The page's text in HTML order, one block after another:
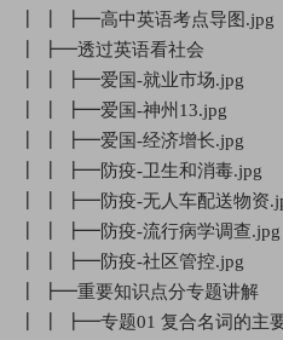
┃ ┃ ┣━高中英语考点导图.jpg
┃ ┣━透过英语看社会
┃ ┃ ┣━爱国-就业市场.jpg
┃ ┃ ┣━爱国-神州13.jpg
┃ ┃ ┣━爱国-经济增长.jpg
┃ ┃ ┣━防疫-卫生和消毒.jpg
┃ ┃ ┣━防疫-无人车配送物资
┃ ┃ ┣━防疫-流行病学调查.jpg
┃ ┃ ┣━防疫-社区管控.jpg
┃ ┣━重要知识点分专题讲解
┃ ┃ ┣━专题01 复合名词的主